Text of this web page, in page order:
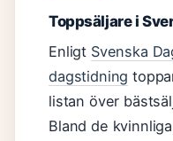
Toppsäljare i
Enligt Svenska
dagstidning
listan över
Bland de